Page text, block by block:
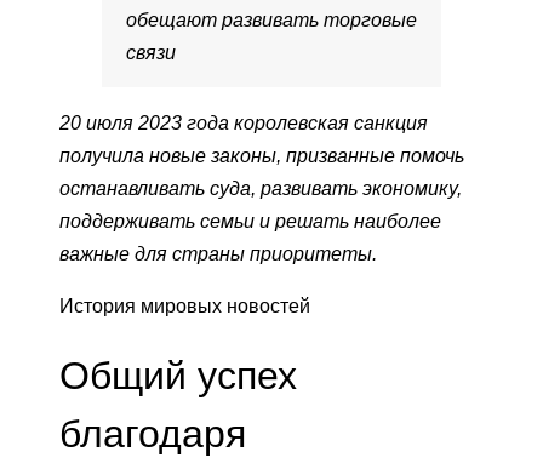
обещают развивать торговые
связи
20 июля 2023 года королевская санкция
получила новые законы, призванные помочь
останавливать суда, развивать экономику,
поддерживать семьи и решать наиболее
важные для страны приоритеты.
История мировых новостей
Общий успех
благодаря